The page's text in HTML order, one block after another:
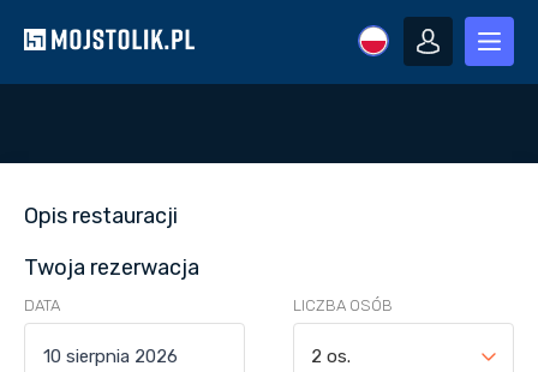
Opis restauracji
Twoja rezerwacja
DATA LICZBA OSÓB
2 os.